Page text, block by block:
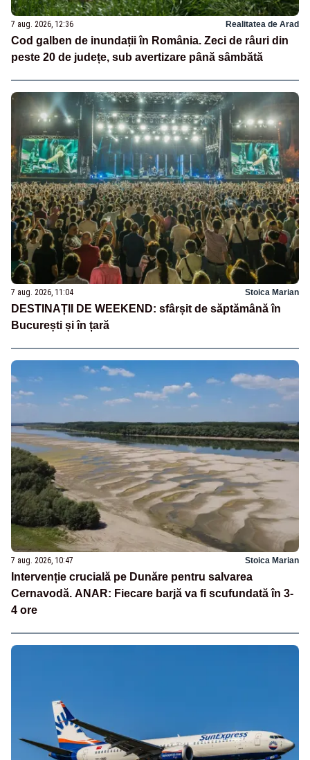
7 aug. 2026, 12:36 Realitatea de Arad
Cod galben de inundații în România. Zeci de râuri din
peste 20 de județe, sub avertizare până sâmbătă
7 aug. 2026, 11:04 Stoica Marian
DESTINAȚII DE WEEKEND: sfârșit de săptămână în
București și în țară
7 aug. 2026, 10:47 Stoica Marian
Intervenție crucială pe Dunăre pentru salvarea
Cernavodă. ANAR: Fiecare barjă va fi scufundată în 3-
4 ore